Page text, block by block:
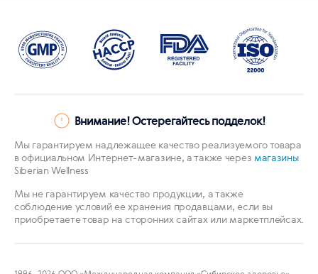
Внимание! Остерегайтесь подделок!
Мы гарантируем надлежащее качество реализуемого товара
в официальном Интернет-магазине, а также через магазины
Siberian Wellness
Мы не гарантируем качество продукции, а также
соблюдение условий ее хранения продавцами, если вы
приобретаете товар на сторонних сайтах или маркетплейсах.